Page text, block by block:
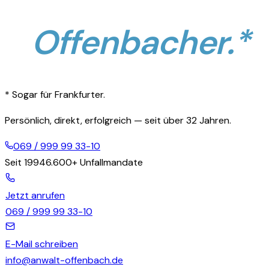
Offenbacher.*
* Sogar für Frankfurter.
Persönlich, direkt, erfolgreich — seit über 32 Jahren.
069 / 999 99 33-10
Seit 19946.600+Unfallmandate
Jetzt anrufen
069 / 999 99 33-10
E-Mail schreiben
info@anwalt-offenbach.de